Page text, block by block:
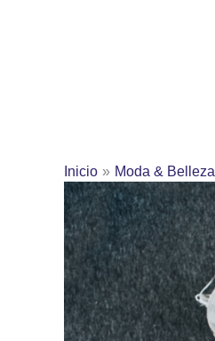
Inicio Moda & Belleza